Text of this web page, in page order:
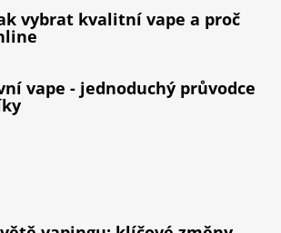
vybrat kvalitní vape a proč
vape - jednoduchý průvodce